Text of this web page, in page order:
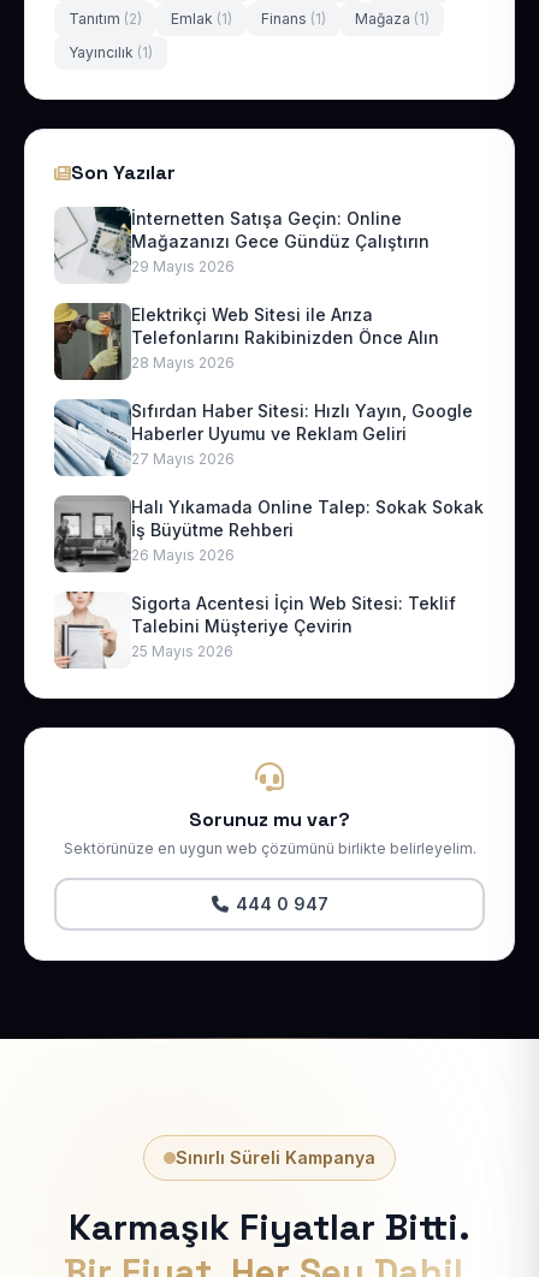
Tanıtım (2) Emlak (1) Finans (1) Mağaza (1)
Yayıncılık (1)
Son Yazılar
İnternetten Satışa Geçin: Online
Mağazanızı Gece Gündüz Çalıştırın
29 Mayıs 2026
Elektrikçi Web Sitesi ile Arıza
Telefonlarını Rakibinizden Önce Alın
28 Mayıs 2026
Sıfırdan Haber Sitesi: Hızlı Yayın, Google
Haberler Uyumu ve Reklam Geliri
27 Mayıs 2026
Halı Yıkamada Online Talep: Sokak Sokak
İş Büyütme Rehberi
26 Mayıs 2026
Sigorta Acentesi İçin Web Sitesi: Teklif
Talebini Müşteriye Çevirin
25 Mayıs 2026
Sorunuz mu var?
Sektörünüze en uygun web çözümünü birlikte belirleyelim.
444 0 947
Sınırlı Süreli Kampanya
Karmaşık Fiyatlar Bitti.